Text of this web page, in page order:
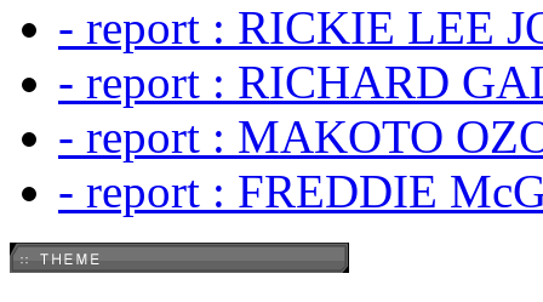
- report : RICKIE LEE
- report : RICHARD
- report : MAKOTO
- report : FREDDIE